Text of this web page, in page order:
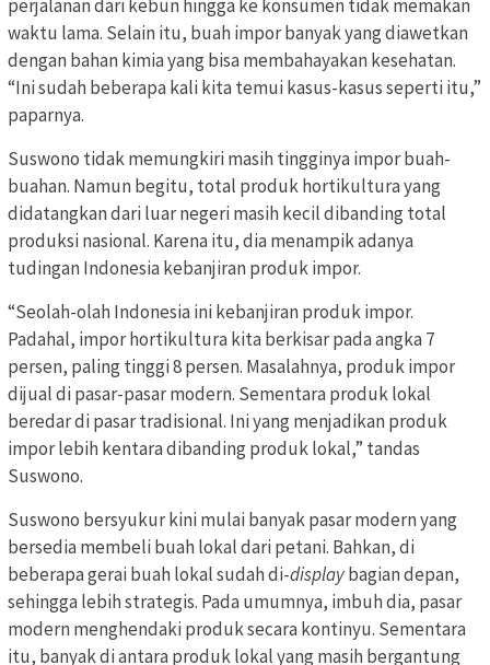
perjalanan dari kebun hingga ke konsumen tidak memakan
waktu lama. Selain itu, buah impor banyak yang diawetkan
dengan bahan kimia yang bisa membahayakan kesehatan.
“Ini sudah beberapa kali kita temui kasus-kasus seperti itu,”
paparnya.
Suswono tidak memungkiri masih tingginya impor buah-
buahan. Namun begitu, total produk hortikultura yang
didatangkan dari luar negeri masih kecil dibanding total
produksi nasional. Karena itu, dia menampik adanya
tudingan Indonesia kebanjiran produk impor.
“Seolah-olah Indonesia ini kebanjiran produk impor.
Padahal, impor hortikultura kita berkisar pada angka 7
persen, paling tinggi 8 persen. Masalahnya, produk impor
dijual di pasar-pasar modern. Sementara produk lokal
beredar di pasar tradisional. Ini yang menjadikan produk
impor lebih kentara dibanding produk lokal,” tandas
Suswono.
Suswono bersyukur kini mulai banyak pasar modern yang
bersedia membeli buah lokal dari petani. Bahkan, di
beberapa gerai buah lokal sudah di-displaybagian depan,
sehingga lebih strategis. Pada umumnya, imbuh dia, pasar
modern menghendaki produk secara kontinyu. Sementara
itu, banyak di antara produk lokal yang masih bergantung